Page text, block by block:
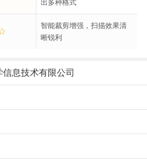
出多种格式
智能裁剪增强，扫描效果清
晰锐利
息技术有限公司